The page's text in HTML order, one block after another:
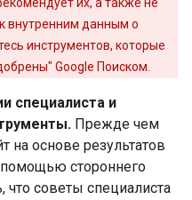
внутренним данным о
инструментов, которые
Google Поиском.
специалиста и
Прежде чем
на основе результатов
стороннего
что советы специалиста